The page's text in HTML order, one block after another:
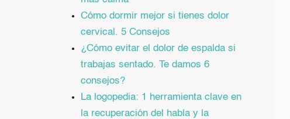
Cómo dormir mejor si tienes dolor
cervical. 5 Consejos
¿Cómo evitar el dolor de espalda si
trabajas sentado. Te damos 6
consejos?
La logopedia: 1 herramienta clave en
la recuperación del habla y la